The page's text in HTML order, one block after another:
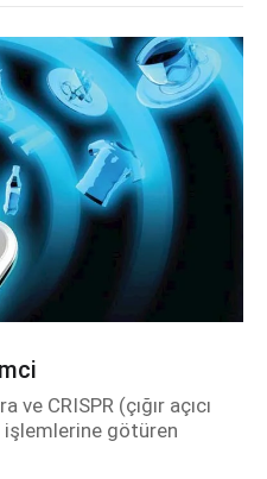
CRISPR (çığır açıcı
götüren